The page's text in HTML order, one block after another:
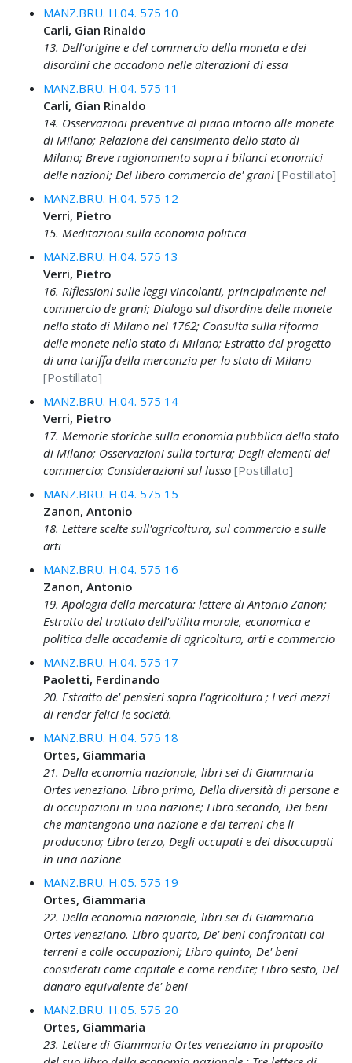
MANZ.BRU. H.04. 575 10
Carli, Gian Rinaldo
13. Dell'origine e del commercio della moneta e dei
disordini che accadono nelle alterazioni di essa
MANZ.BRU. H.04. 575 11
Carli, Gian Rinaldo
14. Osservazioni preventive al piano intorno alle monete
di Milano; Relazione del censimento dello stato di
Milano; Breve ragionamento sopra i bilanci economici
delle nazioni; Del libero commercio de' grani [Postillato]
MANZ.BRU. H.04. 575 12
Verri, Pietro
15. Meditazioni sulla economia politica
MANZ.BRU. H.04. 575 13
Verri, Pietro
16. Riflessioni sulle leggi vincolanti, principalmente nel
commercio de grani; Dialogo sul disordine delle monete
nello stato di Milano nel 1762; Consulta sulla riforma
delle monete nello stato di Milano; Estratto del progetto
di una tariffa della mercanzia per lo stato di Milano
[Postillato]
MANZ.BRU. H.04. 575 14
Verri, Pietro
17. Memorie storiche sulla economia pubblica dello stato
di Milano; Osservazioni sulla tortura; Degli elementi del
commercio; Considerazioni sul lusso [Postillato]
MANZ.BRU. H.04. 575 15
Zanon, Antonio
18. Lettere scelte sull'agricoltura, sul commercio e sulle
arti
MANZ.BRU. H.04. 575 16
Zanon, Antonio
19. Apologia della mercatura: lettere di Antonio Zanon;
Estratto del trattato dell'utilita morale, economica e
politica delle accademie di agricoltura, arti e commercio
MANZ.BRU. H.04. 575 17
Paoletti, Ferdinando
20. Estratto de' pensieri sopra l'agricoltura ; I veri mezzi
di render felici le società.
MANZ.BRU. H.04. 575 18
Ortes, Giammaria
21. Della economia nazionale, libri sei di Giammaria
Ortes veneziano. Libro primo, Della diversità di persone e
di occupazioni in una nazione; Libro secondo, Dei beni
che mantengono una nazione e dei terreni che li
producono; Libro terzo, Degli occupati e dei disoccupati
in una nazione
MANZ.BRU. H.05. 575 19
Ortes, Giammaria
22. Della economia nazionale, libri sei di Giammaria
Ortes veneziano. Libro quarto, De' beni confrontati coi
terreni e colle occupazioni; Libro quinto, De' beni
considerati come capitale e come rendite; Libro sesto, Del
danaro equivalente de' beni
MANZ.BRU. H.05. 575 20
Ortes, Giammaria
23. Lettere di Giammaria Ortes veneziano in proposito